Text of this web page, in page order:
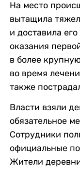
На место
вытащила
и доставила
оказания
в более
во время
также
Власти взяли
обязательное
Сотрудники
официальные
Жители